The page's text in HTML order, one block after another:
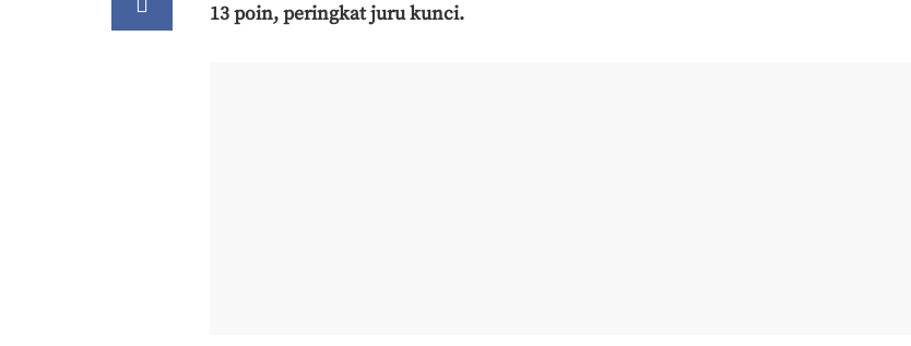
13 poin, peringkat juru kunci.